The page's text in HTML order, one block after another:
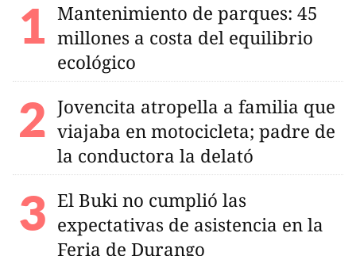
Mantenimiento de parques: 45
millones a costa del equilibrio
ecológico
Jovencita atropella a familia que
viajaba en motocicleta; padre de
la conductora la delató
El Buki no cumplió las
expectativas de asistencia en la
Feria de Durango